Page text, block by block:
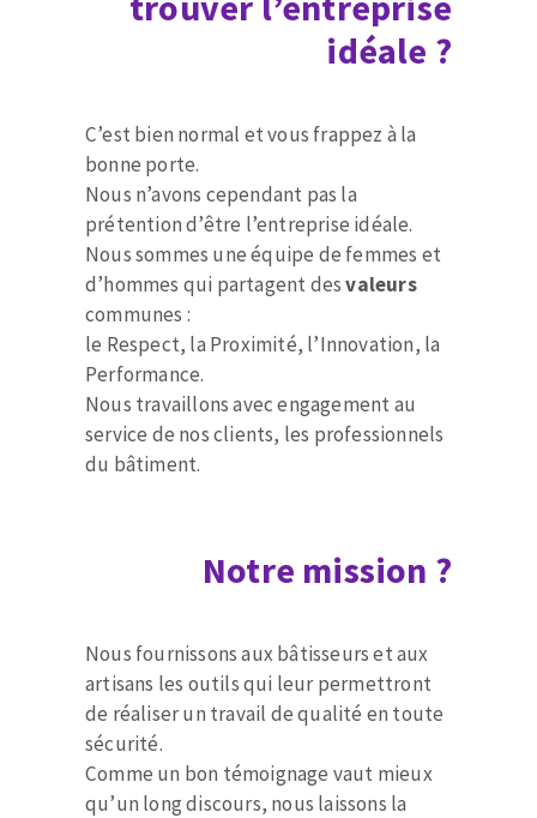
Brosses
Meules de tourets
Feutres à polir
Bandes sans fin
Aspirateurs
MACHINES POUR LE TRAVAIL DU MÉTAL
Tronçonneuses
Scies à ruban
Perceuses
Perceuses magnétiques
Forets métaux
texte
idéale ?
C’est bien normal et vous frappez à la
bonne porte.
Nous n’avons cependant pas la
prétention d’être l’entreprise idéale.
Nous sommes une équipe de femmes et
d’hommes qui partagent desvaleurs
communes :
le Respect, la Proximité, l’Innovation, la
Performance.
Nous travaillons avec engagement au
service de nos clients, les professionnels
du bâtiment.
Notre mission ?
Nous fournissons aux bâtisseurs et aux
artisans les outils qui leur permettront
de réaliser un travail de qualité en toute
sécurité.
Comme un bon témoignage vaut mieux
qu’un long discours, nous laissons la